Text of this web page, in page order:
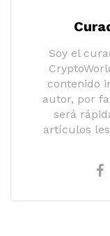
Soy el
contenido
autor, por
será
artículos